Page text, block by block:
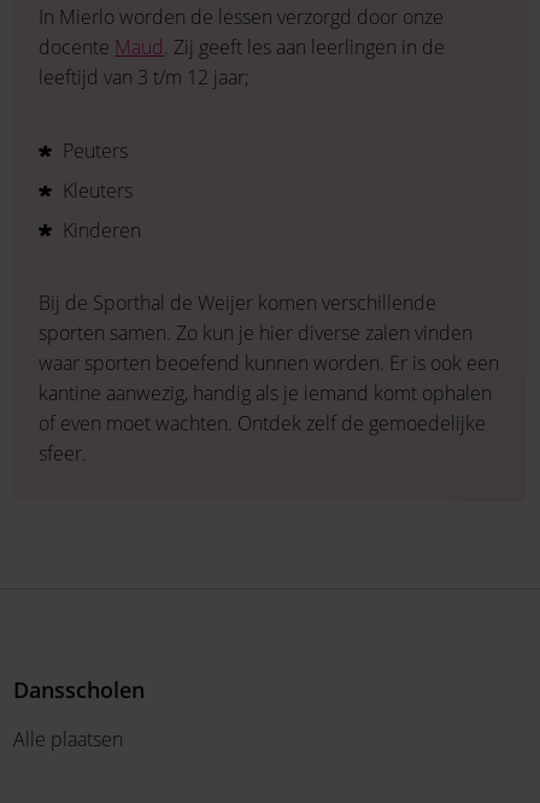
In Mierlo worden de lessen verzorgd door onze
docente Maud. Zij geeft les aan leerlingen in de
leeftijd van 3 t/m 12 jaar;
Peuters
Kleuters
Kinderen
Bij de Sporthal de Weijer komen verschillende
sporten samen. Zo kun je hier diverse zalen vinden
waar sporten beoefend kunnen worden. Er is ook een
kantine aanwezig, handig als je iemand komt ophalen
of even moet wachten. Ontdek zelf de gemoedelijke
sfeer.
Dansscholen
Alle plaatsen